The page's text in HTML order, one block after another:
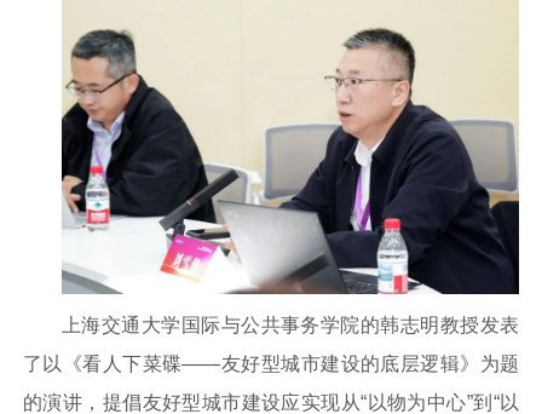
上海交通大学国际与公共事务学院的韩志明教授发表
了以《看人下菜碟——友好型城市建设的底层逻辑》为题
的演讲，提倡友好型城市建设应实现从“以物为中心”到“以